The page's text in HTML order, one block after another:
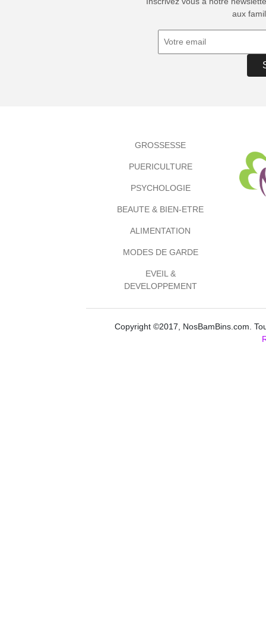
aux
GROSSESSE
PUERICULTURE
PSYCHOLOGIE
BEAUTE & BIEN-ETRE
ALIMENTATION
MODES DE GARDE
EVEIL &
DEVELOPPEMENT
Copyright ©2017, NosBamBins.com.